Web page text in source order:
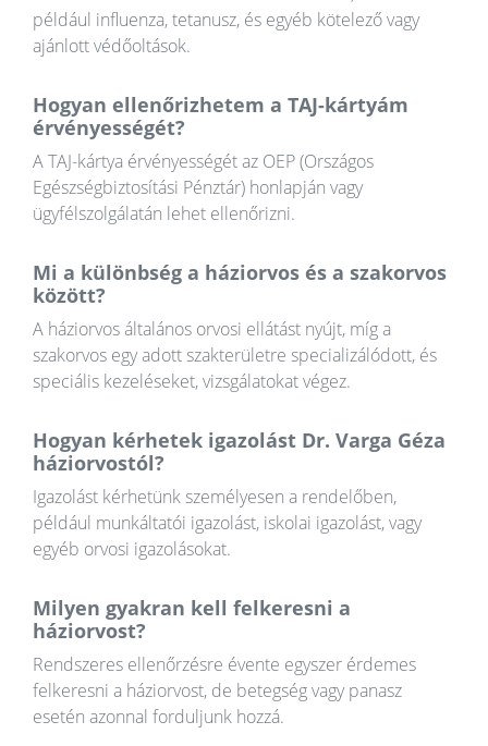
például influenza, tetanusz, és egyéb kötelező vagy
ajánlott védőoltások.
Hogyan ellenőrizhetem a TAJ-kártyám
érvényességét?
A TAJ-kártya érvényességét az OEP (Országos
Egészségbiztosítási Pénztár) honlapján vagy
ügyfélszolgálatán lehet ellenőrizni.
Mi a különbség a háziorvos és a szakorvos
között?
A háziorvos általános orvosi ellátást nyújt, míg a
szakorvos egy adott szakterületre specializálódott, és
speciális kezeléseket, vizsgálatokat végez.
Hogyan kérhetek igazolást Dr. Varga Géza
háziorvostól?
Igazolást kérhetünk személyesen a rendelőben,
például munkáltatói igazolást, iskolai igazolást, vagy
egyéb orvosi igazolásokat.
Milyen gyakran kell felkeresni a
háziorvost?
Rendszeres ellenőrzésre évente egyszer érdemes
felkeresni a háziorvost, de betegség vagy panasz
esetén azonnal forduljunk hozzá.